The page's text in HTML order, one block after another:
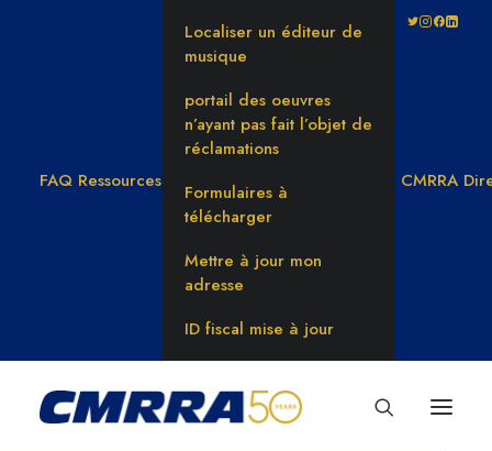
FAQ Ressources
Localiser un éditeur de
musique
portail des oeuvres
n’ayant pas fait l’objet de
réclamations
Formulaires à
télécharger
Mettre à jour mon
adresse
ID fiscal mise à jour
CMRRA